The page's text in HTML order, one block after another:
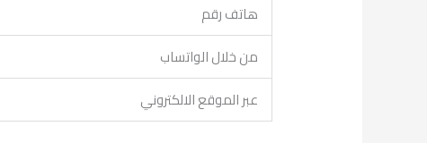
هاتف رقم
من خلال الواتساب
عبر الموقع الالكتروني